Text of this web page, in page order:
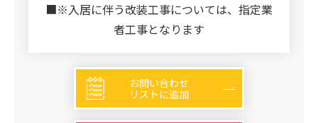
■※入居に伴う改装工事については、指定業
者工事となります
お問い合わせ
リストに追加